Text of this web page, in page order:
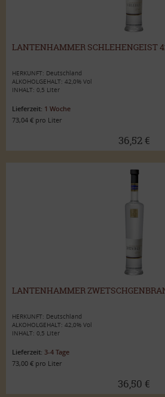
LANTENHAMMER SCHLEHENGEIST
HERKUNFT: Deutschland
ALKOHOLGEHALT: 42,0% Vol
INHALT: 0,5 Liter
Lieferzeit: 1 Woche
73,04 € pro Liter
36,52 €
LANTENHAMMER
HERKUNFT: Deutschland
ALKOHOLGEHALT: 42,0% Vol
INHALT: 0,5 Liter
Lieferzeit: 3-4 Tage
73,00 € pro Liter
36,50 €